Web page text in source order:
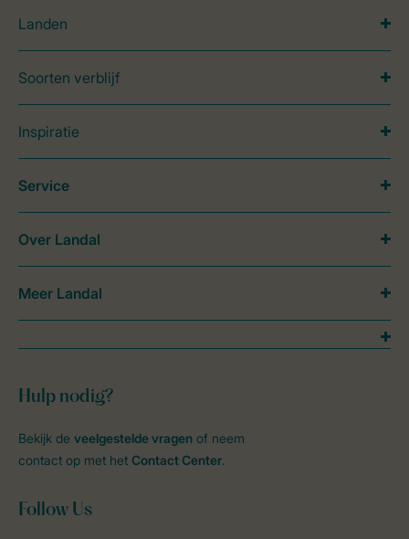
Landen
Soorten verblijf
Inspiratie
Hulp nodig?
Bekijk de veelgestelde vragen of neem
contact op met het Contact Center.
Follow Us
Service
Over Landal
Meer Landal